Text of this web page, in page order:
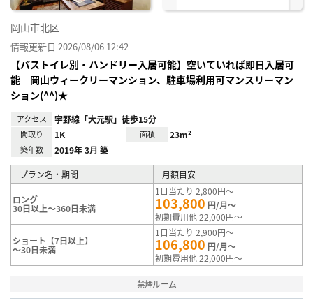
岡山市北区
情報更新日 2026/08/06 12:42
【バストイレ別・ハンドリー入居可能】空いていれば即日入居可
能 岡山ウィークリーマンション、駐車場利用可マンスリーマン
ション(^^)★
アクセス 宇野線「大元駅」徒歩15分
間取り 1K 面積 23m²
築年数 2019年 3月 築
プラン名・期間 月額目安
ロング
30日以上～360日未満
1日当たり 2,800円～
103,800 円/月～
初期費用他 22,000円～
ショート【7日以上】
～30日未満
1日当たり 2,900円～
106,800 円/月～
初期費用他 22,000円～
禁煙ルーム